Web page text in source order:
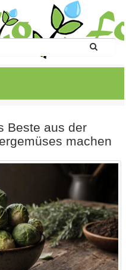
Beste aus der
machen